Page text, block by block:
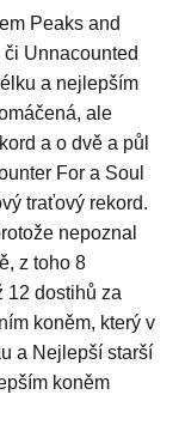
Peaks and
Unnacounted
a nejlepším
ale
a o dvě a půl
For a Soul
traťový rekord.
nepoznal
z toho 8
12 dostihů za
koněm, který v
a Nejlepší starší
koněm